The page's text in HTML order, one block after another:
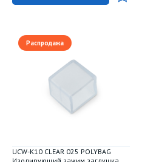
Распродажа
UCW-K10 CLEAR 025 POLYBAG